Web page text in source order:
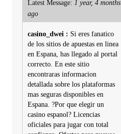
Latest Message: 1 year, 4 months
ago
casino_dwei : Si eres fanatico
de los sitios de apuestas en linea
en Espana, has llegado al portal
correcto. En este sitio
encontraras informacion
detallada sobre los plataformas
mas seguras disponibles en
Espana. ?Por que elegir un
casino espanol? Licencias
oficiales para jugar con total